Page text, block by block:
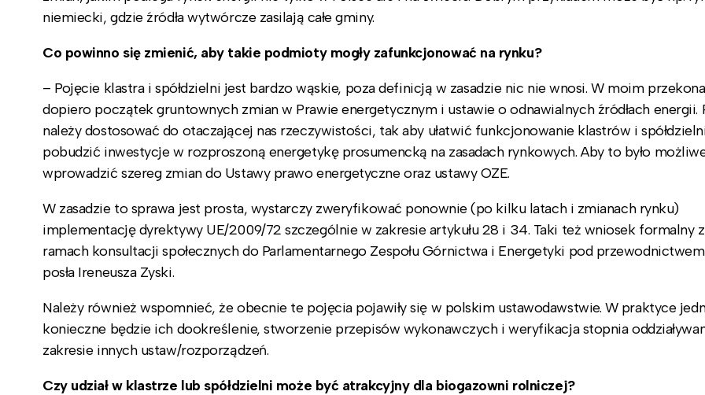
niemiecki, gdzie źródła wytwórcze zasilają całe gminy.
Co powinno się zmienić, aby takie podmioty mogły zafunkcjonować na rynku?
– Pojęcie klastra i spółdzielni jest bardzo wąskie, poza definicją w zasadzie nic nie wnosi. W moim
dopiero początek gruntownych zmian w Prawie energetycznym i ustawie o odnawialnych źródłach energii.
należy dostosować do otaczającej nas rzeczywistości, tak aby ułatwić funkcjonowanie klastrów i
pobudzić inwestycje w rozproszoną energetykę prosumencką na zasadach rynkowych. Aby to było
wprowadzić szereg zmian do Ustawy prawo energetyczne oraz ustawy OZE.
W zasadzie to sprawa jest prosta, wystarczy zweryfikować ponownie (po kilku latach i zmianach rynku)
implementację dyrektywy UE/2009/72 szczególnie w zakresie artykułu 28 i 34. Taki też wniosek formalny
ramach konsultacji społecznych do Parlamentarnego Zespołu Górnictwa i Energetyki pod
posła Ireneusza Zyski.
Należy również wspomnieć, że obecnie te pojęcia pojawiły się w polskim ustawodawstwie. W praktyce
konieczne będzie ich dookreślenie, stworzenie przepisów wykonawczych i weryfikacja stopnia
zakresie innych ustaw/rozporządzeń.
Czy udział w klastrze lub spółdzielni może być atrakcyjny dla biogazowni rolniczej?